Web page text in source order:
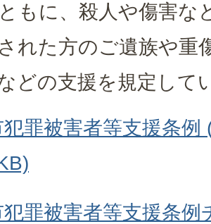
もに、殺人や傷害な
れた方のご遺族や重
どの支援を規定して
罪被害者等支援条例
罪被害者等支援条